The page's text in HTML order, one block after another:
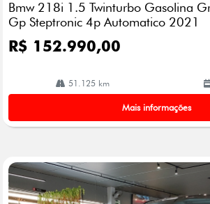
lhe
Bmw 218i 1.5 Twinturbo Gasolina
Gp Steptronic 4p Automatico 2021
R$ 152.990,00
51.125 km
Mais informações